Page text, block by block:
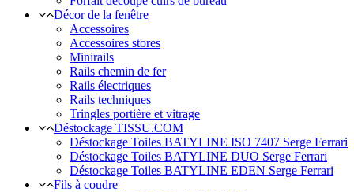
Décor de la fenêtre
Accessoires
Accessoires stores
Minirails
Rails chemin de fer
Rails électriques
Rails techniques
Tringles portière et vitrage
Déstockage TISSU.COM
Déstockage Toiles BATYLINE ISO 7407 Serge Ferrari
Déstockage Toiles BATYLINE DUO Serge Ferrari
Déstockage Toiles BATYLINE EDEN Serge Ferrari
Fils à coudre